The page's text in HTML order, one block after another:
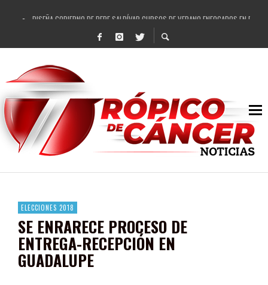
DISEÑA GOBIERNO DE PEPE SALDÍVAR CURSOS DE VERANO ENFOCADOS EN
REFRENDAN LOS 28 DELEGADOS Y 14 COMISARIADOS DE GUADALUPE APOYO A
FORTALECE GOBIERNO DE PEPE SALDÍVAR LA EDUCACIÓN EN LA ZACATECANA
GOBIERNO DE PEPE SALDÍVAR Y GRUPO FEMSA GENERAN MÁS DE 3 MIL EMPLEOS
CUARTA FERIA EXPO AGROPECUARIA TRAJO BENEFICIO DIRECTO A GUADALUPE:
RECONOCE PEPE SALDÍVAR A ARTISTA ZACATECANA VICTORIA HERNÁNDEZ
EGRESA GOBIERNO DE PEPE SALDÍVAR A 500 NUEVAS EMPRESARIAS
SON MUJERES GUADALUPENSES PRINCIPALES BENEFICIADAS DEL PROGRAMA
ELECCIONES 2018
SE ENRARECE PROCESO DE
ENTREGA-RECEPCIÓN EN
GUADALUPE